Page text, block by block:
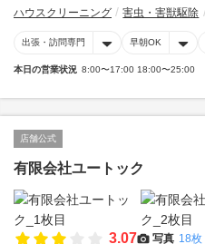
ハウスクリーニング
害虫・害獣駆除
出張・訪問専門 早朝OK
本日の営業状況 8:00〜17:00 18:00〜25:00
店舗公式
有限会社ユートック
3.07 写真 18枚